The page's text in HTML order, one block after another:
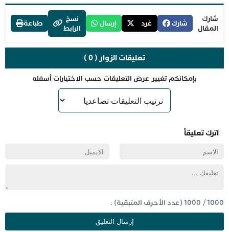
شارك
المقال
شارك غرد إرسال
نسخ
الرابط
طباعة
تعليقات الزوار ( 0 )
بإمكانكم تغيير عرض التعليقات حسب الاختيارات أسفله
اترك تعليقاً
1000
/
1000(عدد الأحرف المتبقية) .